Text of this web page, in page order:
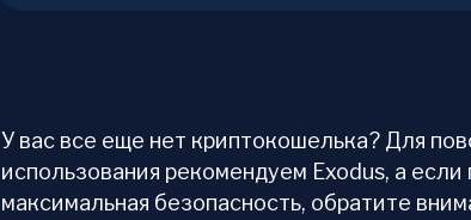
У вас все еще нет криптокошелька? Для
использования рекомендуем Exodus, а
максимальная безопасность, обратите